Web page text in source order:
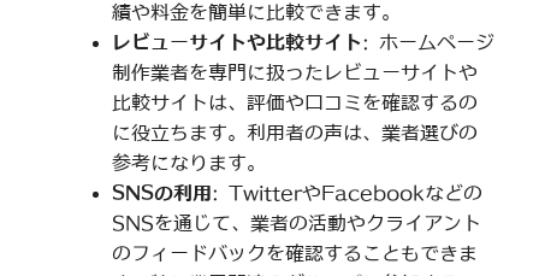
績や料金を簡単に比較できます。
レビューサイトや比較サイト: ホームページ
制作業者を専門に扱ったレビューサイトや
比較サイトは、評価や口コミを確認するの
に役立ちます。利用者の声は、業者選びの
参考になります。
SNSの利用 : TwitterやFacebookなどの
SNSを通じて、業者の活動やクライアント
のフィードバックを確認することもできま